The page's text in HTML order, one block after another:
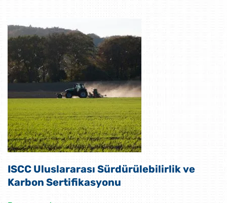
ISCC Uluslararası Sürdürülebilirlik ve
Karbon Sertifikasyonu